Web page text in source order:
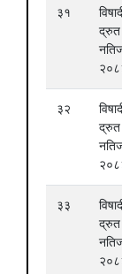
३१
द्रुत
३२
द्रुत
३३
द्रुत